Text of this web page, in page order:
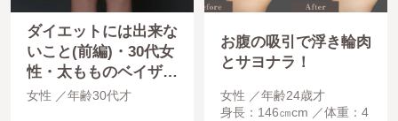
ダイエットには出来な
いこと(前編)・30代女
性・太もものベイザー
脂肪吸引・コンデンス
女性 年齢30代才
お腹の吸引で浮き輪肉
とサヨナラ！
女性
年齢24歳才
身長：146㎝cm
体重：4